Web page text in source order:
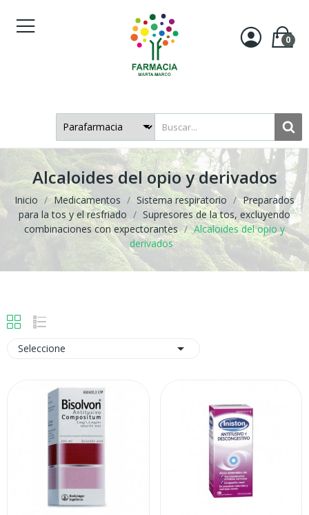
0
Alcaloides del opio y derivados
Inicio Medicamentos Sistema respiratorio
Preparados
para la tos y el resfriado
Supresores de la tos, excluyendo
combinaciones con expectorantes
Alcaloides del opio y
derivados
Seleccione 